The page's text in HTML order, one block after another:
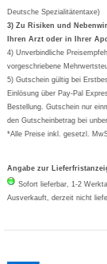
Formoline
Wick
Eucerin
Basica
Deutsche Spezialitätentaxe)
3) Zu Risiken und
Ihren Arzt oder in Ihrer
4) Unverbindliche
vorgeschriebene
5) Gutschein gültig bei
Einlösung über Pay-Pal
Bestellung. Gutschein nur
den Gutscheinbetrag bei
*Alle Preise inkl. gesetzl.
Angabe zur
Sofort lieferbar, 1-2
Ausverkauft, derzeit nicht